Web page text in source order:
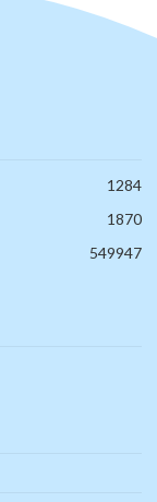
1284
1870
549947